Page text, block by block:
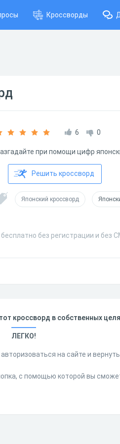
Кроссворды
6 0
при помощи цифр
Решить кроссворд
Японский кроссворд
без регистрации и без
кроссворд в собственных
ЛЕГКО!
на сайте и
с помощью которой вы